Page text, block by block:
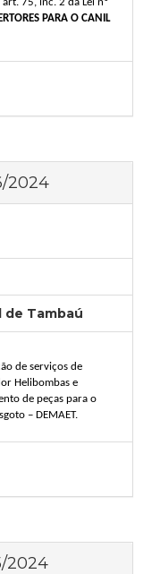
PARA O CANIL
2024
de Tambaú
de serviços de
Helibombas e
de peças para o
– DEMAET.
2024